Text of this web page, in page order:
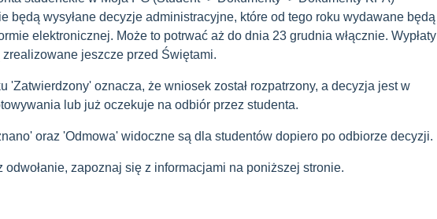
będą wysyłane decyzje administracyjne, które od tego roku wydawane będą
elektronicznej. Może to potrwać aż do dnia 23 grudnia włącznie. Wypłaty
zrealizowane jeszcze przed Świętami.
'Zatwierdzony' oznacza, że wniosek został rozpatrzony, a decyzja jest w
lub już oczekuje na odbiór przez studenta.
oraz 'Odmowa' widoczne są dla studentów dopiero po odbiorze decyzji.
odwołanie, zapoznaj się z informacjami na poniższej stronie.